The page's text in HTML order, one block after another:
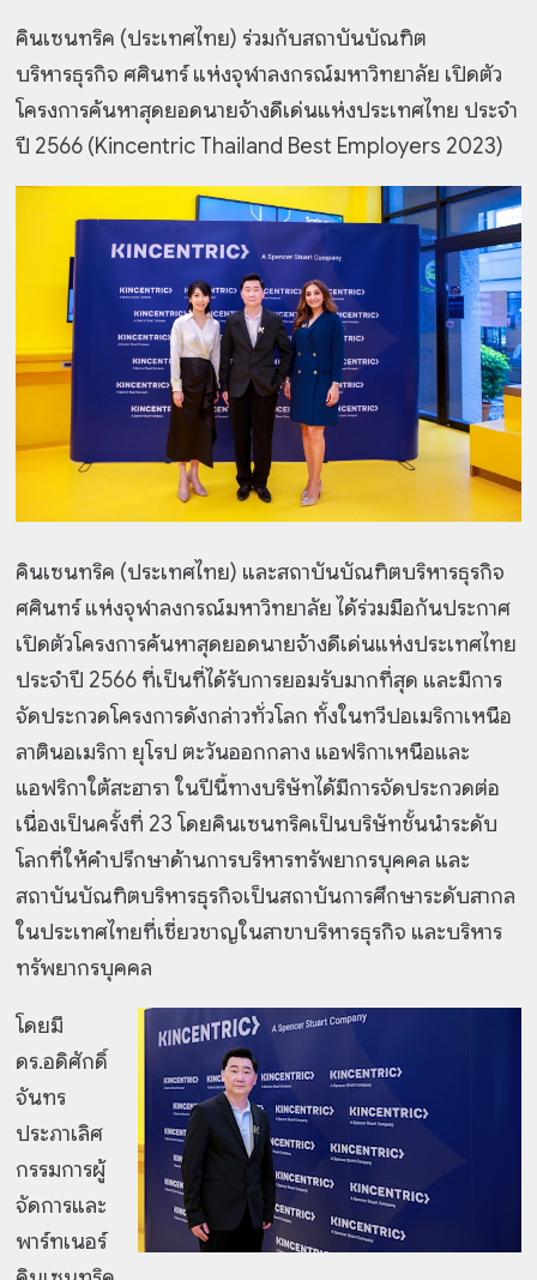
คินเซนทริค (ประเทศไทย) ร่วมกับสถาบันบัณฑิต
บริหารธุรกิจ ศศินทร์ แห่งจุฬาลงกรณ์มหาวิทยาลัย เปิดตัว
โครงการค้นหาสุดยอดนายจ้างดีเด่นแห่งประเทศไทย ประจำ
ปี 2566 (Kincentric Thailand Best Employers 2023)
คินเซนทริค (ประเทศไทย) และสถาบันบัณฑิตบริหารธุรกิจ
ศศินทร์ แห่งจุฬาลงกรณ์มหาวิทยาลัย ได้ร่วมมือกันประกาศ
เปิดตัวโครงการค้นหาสุดยอดนายจ้างดีเด่นแห่งประเทศไทย
ประจำปี 2566 ที่เป็นที่ได้รับการยอมรับมากที่สุด และมีการ
จัดประกวดโครงการดังกล่าวทั่วโลก ทั้งในทวีปอเมริกาเหนือ
ลาตินอเมริกา ยุโรป ตะวันออกกลาง แอฟริกาเหนือและ
แอฟริกาใต้สะฮารา ในปีนี้ทางบริษัทได้มีการจัดประกวดต่อ
เนื่องเป็นครั้งที่ 23 โดยคินเซนทริคเป็นบริษัทชั้นนำระดับ
โลกที่ให้คำปรึกษาด้านการบริหารทรัพยากรบุคคล และ
สถาบันบัณฑิตบริหารธุรกิจเป็นสถาบันการศึกษาระดับสากล
ในประเทศไทยที่เชี่ยวชาญในสาขาบริหารธุรกิจ และบริหาร
ทรัพยากรบุคคล
โดยมี
ดร.อดิศักดิ์
จันทร
ประภาเลิศ
กรรมการผู้
จัดการและ
พาร์ทเนอร์